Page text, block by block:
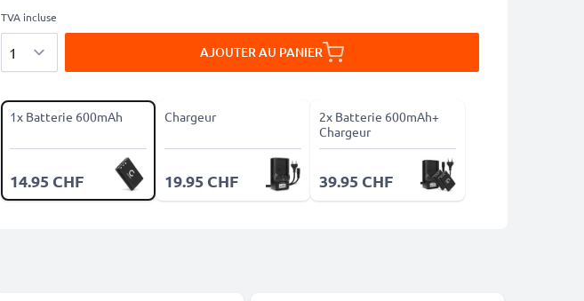
TVA incluse
AJOUTER AU PANIER
1x Batterie 600mAh
14.95 CHF
Chargeur
19.95 CHF
2x Batterie 600mAh+
Chargeur
39.95 CHF